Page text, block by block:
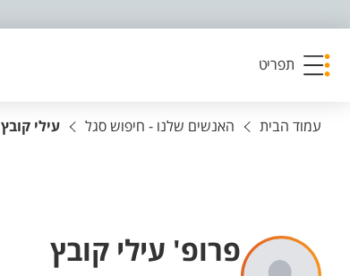
תפריט
עמוד הבית האנשים שלנו - חיפוש סגל עילי קובץ
פרופ' עילי קובץ